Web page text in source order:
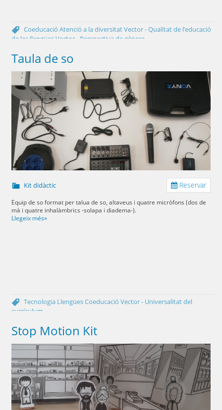
CoeducacióAtenció a la diversitatVector - Qualitat de l’educació
de les llengüesVector - Perspectiva de gènere
Taula de so
Reservar
Kit didàctic
Equip de so format per talua de so, altaveus i quatre micròfons (dos de
mà i quatre inhalàmbrics -solapa i diadema-).
Llegeix més»
Tecnologia LlengüesCoeducacióVector - Universalitat del
currículum
Stop Motion Kit